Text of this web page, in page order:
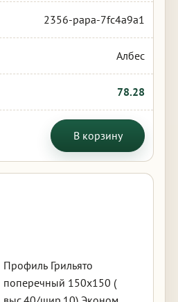
2356-papa-7fc4a9a1
Албес
78.28
В корзину
Профиль Грильято
поперечный 150х150 (